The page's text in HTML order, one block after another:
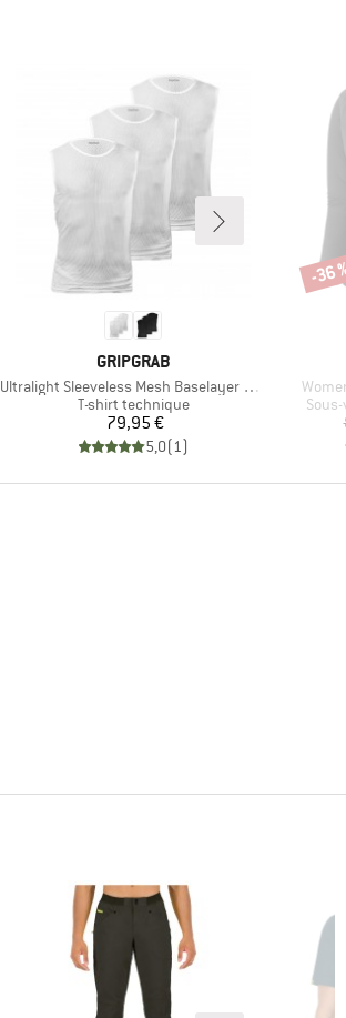
MARQUE
GRIPGRAB
Article
Ultralight Sleeveless Mesh Baselayer 3-Pack
Product group
T-shirt technique
Prix
79,95 €
5,0(1)
Article
-36